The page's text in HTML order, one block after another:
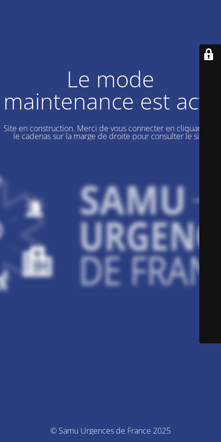
Le mode
maintenance est actif
Site en construction. Merci de vous connecter en cliquant sur
le cadenas sur la marge de droite pour consulter le site.
© Samu Urgences de France 2025